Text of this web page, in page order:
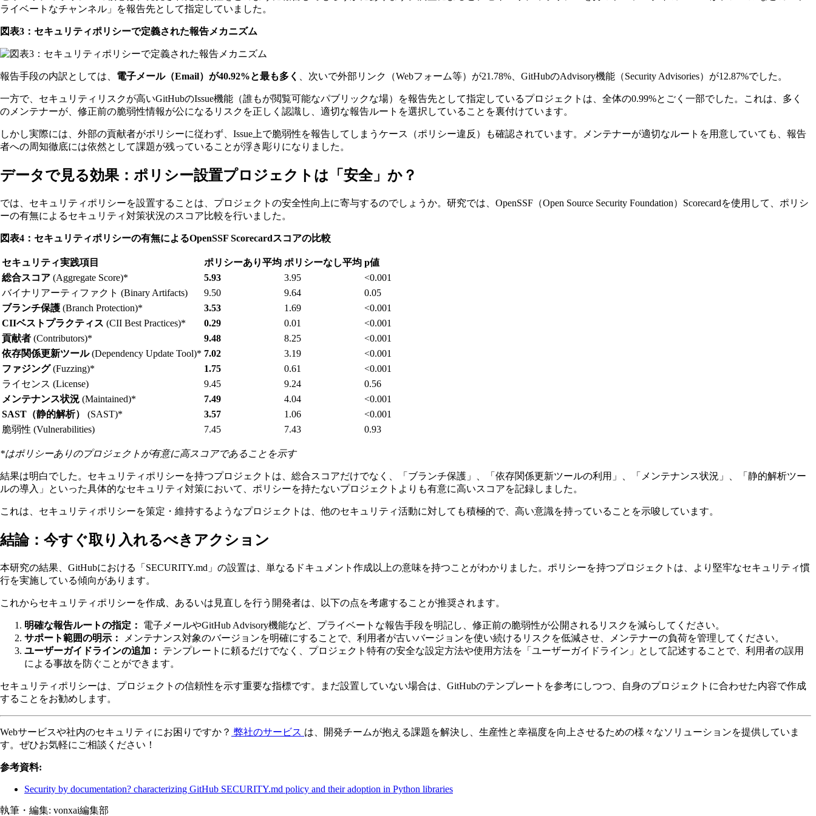
ライベートなチャンネル」を報告先として指定していました。
図表3：セキュリティポリシーで定義された報告メカニズム
報告手段の内訳としては、 電子メール（Email）が40.92%と最も多く 、次いで外部リンク（Webフォーム等）が21.78%、GitHubのAdvisory機能（Security Advisories）が12.87%でした。
一方で、セキュリティリスクが高いGitHubのIssue機能（誰もが閲覧可能なパブリックな場）を報告先として指定しているプロジェクトは、全体の0.99%とごく一部でした。これは、多く
のメンテナーが、修正前の脆弱性情報が公になるリスクを正しく認識し、適切な報告ルートを選択していることを裏付けています。
しかし実際には、外部の貢献者がポリシーに従わず、Issue上で脆弱性を報告してしまうケース（ポリシー違反）も確認されています。メンテナーが適切なルートを用意していても、報告
者への周知徹底には依然として課題が残っていることが浮き彫りになりました。
データで見る効果：ポリシー設置プロジェクトは「安全」か？
では、セキュリティポリシーを設置することは、プロジェクトの安全性向上に寄与するのでしょうか。研究では、OpenSSF（Open Source Security Foundation）Scorecardを使用して、ポリシ
ーの有無によるセキュリティ対策状況のスコア比較を行いました。
図表4：セキュリティポリシーの有無によるOpenSSF Scorecardスコアの比較
セキュリティ実践項目 ポリシーあり平均 ポリシーなし平均 p値
総合スコア (Aggregate Score)* 5.93 3.95
<0.001
バイナリアーティファクト (Binary Artifacts)
9.50 9.64
0.05
ブランチ保護 (Branch Protection)* 3.53 1.69
<0.001
CIIベストプラクティス (CII Best Practices)* 0.29 0.01
<0.001
貢献者 (Contributors)* 9.48 8.25
<0.001
依存関係更新ツール(Dependency Update Tool)* 7.02 3.19
<0.001
ファジング(Fuzzing)* 1.75 0.61
<0.001
ライセンス (License)
9.45 9.24
0.56
メンテナンス状況 (Maintained)* 7.49 4.04
<0.001
SAST（静的解析）
(SAST)* 3.57 1.06
<0.001
脆弱性 (Vulnerabilities)
7.45 7.43 0.93
*はポリシーありのプロジェクトが有意に高スコアであることを示す
結果は明白でした。セキュリティポリシーを持つプロジェクトは、総合スコアだけでなく、「ブランチ保護」、「依存関係更新ツールの利用」、「メンテナンス状況」、「静的解析ツー
ルの導入」といった具体的なセキュリティ対策において、ポリシーを持たないプロジェクトよりも有意に高いスコアを記録しました。
これは、セキュリティポリシーを策定・維持するようなプロジェクトは、他のセキュリティ活動に対しても積極的で、高い意識を持っていることを示唆しています。
結論：今すぐ取り入れるべきアクション
本研究の結果、GitHubにおける「SECURITY.md」の設置は、単なるドキュメント作成以上の意味を持つことがわかりました。ポリシーを持つプロジェクトは、より堅牢なセキュリティ慣
行を実施している傾向があります。
これからセキュリティポリシーを作成、あるいは見直しを行う開発者は、以下の点を考慮することが推奨されます。
明確な報告ルートの指定：
電子メールやGitHub Advisory機能など、プライベートな報告手段を明記し、修正前の脆弱性が公開されるリスクを減らしてください。
サポート範囲の明示：
メンテナンス対象のバージョンを明確にすることで、利用者が古いバージョンを使い続けるリスクを低減させ、メンテナーの負荷を管理してください。
ユーザーガイドラインの追加：
テンプレートに頼るだけでなく、プロジェクト特有の安全な設定方法や使用方法を「ユーザーガイドライン」として記述することで、利用者の誤用
による事故を防ぐことができます。
セキュリティポリシーは、プロジェクトの信頼性を示す重要な指標です。まだ設置していない場合は、GitHubのテンプレートを参考にしつつ、自身のプロジェクトに合わせた内容で作成
することをお勧めします。
Webサービスや社内のセキュリティにお困りですか？ 弊社のサービス は、開発チームが抱える課題を解決し、生産性と幸福度を向上させるための様々なソリューションを提供していま
す。ぜひお気軽にご相談ください！
参考資料:
Security by documentation? characterizing GitHub SECURITY.md policy and their adoption in Python libraries
執筆・編集: vonxai編集部